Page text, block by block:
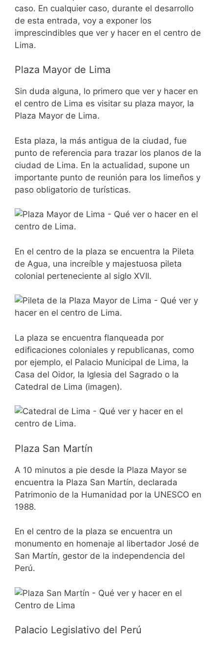
caso. En cualquier caso, durante el desarrollo
de esta entrada, voy a exponer los
imprescindibles que ver y hacer en el centro de
Lima.
Plaza Mayor de Lima
Sin duda alguna, lo primero que ver y hacer en
el centro de Lima es visitar su plaza mayor, la
Plaza Mayor de Lima.
Esta plaza, la más antigua de la ciudad, fue
punto de referencia para trazar los planos de la
ciudad de Lima. En la actualidad, supone un
importante punto de reunión para los limeños y
paso obligatorio de turísticas.
En el centro de la plaza se encuentra la Pileta
de Agua, una increíble y majestuosa pileta
colonial perteneciente al siglo XVII.
La plaza se encuentra flanqueada por
edificaciones coloniales y republicanas, como
por ejemplo, el Palacio Municipal de Lima, la
Casa del Oidor, la Iglesia del Sagrado o la
Catedral de Lima (imagen).
Plaza San Martín
A 10 minutos a pie desde la Plaza Mayor se
encuentra la Plaza San Martín, declarada
Patrimonio de la Humanidad por la UNESCO en
1988.
En el centro de la plaza se encuentra un
monumento en homenaje al libertador José de
San Martín, gestor de la independencia del
Perú.
Palacio Legislativo del Perú